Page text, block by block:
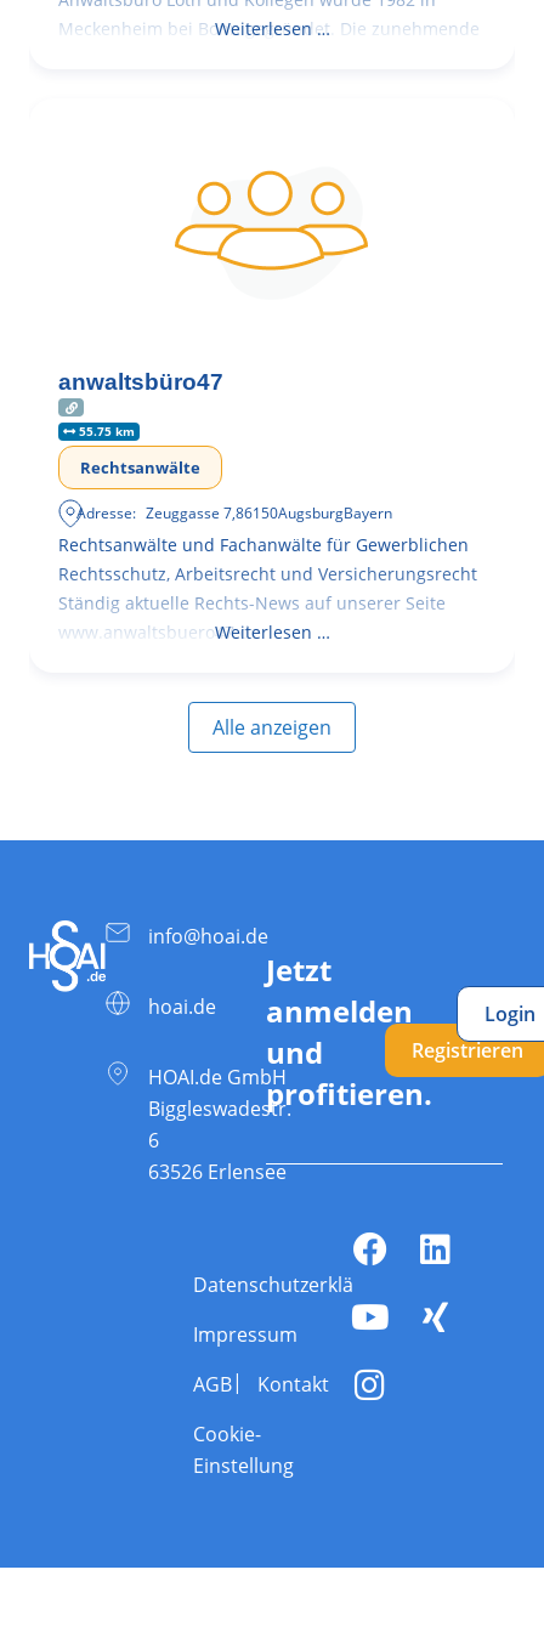
Meckenheim bei Bonn gegründet. Die zunehmende
Weiterlesen …
anwaltsbüro47
55.75 km
Rechtsanwälte
Adresse: Zeuggasse 7,86150AugsburgBayern
Rechtsanwälte und Fachanwälte für Gewerblichen
Rechtsschutz, Arbeitsrecht und Versicherungsrecht
Ständig aktuelle Rechts-News auf unserer Seite
www.anwaltsbuero47.deWeiterlesen …
Alle anzeigen
info@hoai.de
hoai.de
HOAI.de GmbH
Biggleswadestr.
6
63526 Erlensee
Jetzt
anmelden
und
profitieren.
Registrieren
Login
Datenschutzerklärung
Impressum
AGB
Kontakt
Cookie-
Einstellung